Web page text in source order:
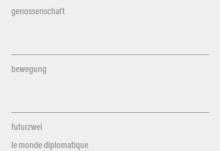
genossenschaft
bewegung
futurzwei
le monde diplomatique